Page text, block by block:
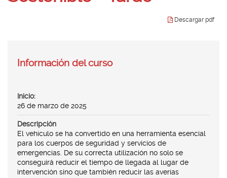
idioma
Descargar pdf
Inicio:
26 de marzo de 2025
Descripción
El vehículo se ha convertido en una herramienta esencial
para los cuerpos de seguridad y servicios de
emergencias. De su correcta utilización no solo se
conseguirá reducir el tiempo de llegada al lugar de
intervención sino que también reducir las averías